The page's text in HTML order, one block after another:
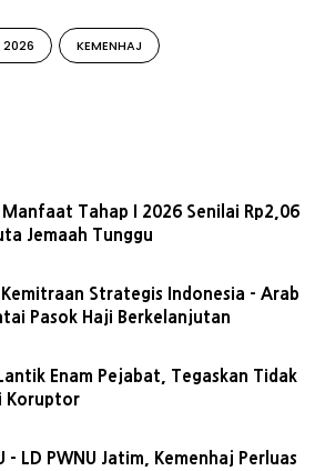
2026 KEMENHAJ
Manfaat Tahap I 2026 Senilai Rp2,06
Jemaah Tunggu
Strategis Indonesia - Arab
Pasok Haji Berkelanjutan
Enam Pejabat, Tegaskan Tidak
Koruptor
- LD PWNU Jatim, Kemenhaj Perluas